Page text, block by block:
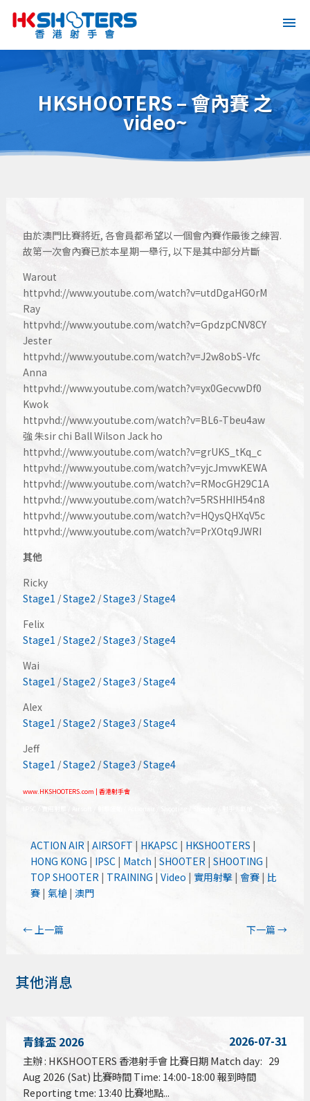
HKSHOOTERS – 會內賽 之
video~
由於澳門比賽將近, 各會員都希望以一個會內賽作最後之練習.
故第一次會內賽已於本星期一舉行, 以下是其中部分片斷
Warout
httpvhd://www.youtube.com/watch?v=utdDgaHGOrM
Ray
httpvhd://www.youtube.com/watch?v=GpdzpCNV8CY
Jester
httpvhd://www.youtube.com/watch?v=J2w8obS-Vfc
Anna
httpvhd://www.youtube.com/watch?v=yx0GecvwDf0
Kwok
httpvhd://www.youtube.com/watch?v=BL6-Tbeu4aw
強 朱sir chi Ball Wilson Jack ho
httpvhd://www.youtube.com/watch?v=grUKS_tKq_c
httpvhd://www.youtube.com/watch?v=yjcJmvwKEWA
httpvhd://www.youtube.com/watch?v=RMocGH29C1A
httpvhd://www.youtube.com/watch?v=5RSHHIH54n8
httpvhd://www.youtube.com/watch?v=HQysQHXqV5c
httpvhd://www.youtube.com/watch?v=PrXOtq9JWRI
其他
Ricky
Stage1 /Stage2 /Stage3 /Stage4
Felix
Stage1 /Stage2 /Stage3 /Stage4
Wai
Stage1 /Stage2 /Stage3 /Stage4
Alex
Stage1 /Stage2 /Stage3 /Stage4
Jeff
Stage1 /Stage2 /Stage3 /Stage4
www.HKSHOOTERS.com | 香港射手會
ACTION AIR |AIRSOFT | HKAPSC | HKSHOOTERS |
HONG KONG | IPSC | Match |SHOOTER |SHOOTING |
TOP SHOOTER | TRAINING |Video | 實用射擊 |會賽 | 比
賽 |氣槍 |澳門
←上一篇 下一篇→
其他消息
青鋒盃 2026 2026-07-31
主辦 : HKSHOOTERS 香港射手會 比賽日期 Match day: 29
Aug 2026 (Sat) 比賽時間 Time: 14:00-18:00 報到時間
Reporting tme: 13:40 比賽地點...